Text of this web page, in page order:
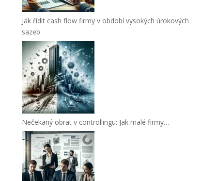
Jak řídit cash flow firmy v období vysokých úrokových
sazeb
Nečekaný obrat v controllingu: Jak malé firmy…